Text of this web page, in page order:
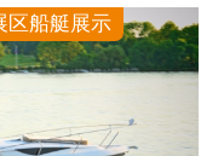
区船艇展示